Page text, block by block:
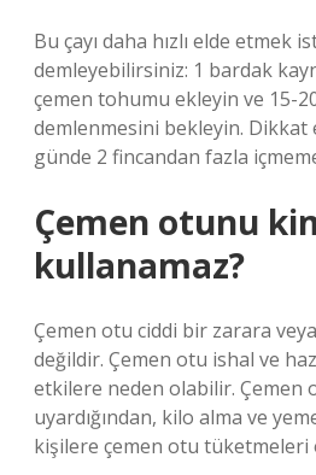
Bu çayı daha hızlı elde etmek
demleyebilirsiniz: 1 bardak
çemen tohumu ekleyin ve 15-
demlenmesini bekleyin. Dikkat
günde 2 fincandan fazla
Çemen otunu
kullanamaz?
Çemen otu ciddi bir zarara
değildir. Çemen otu ishal ve
etkilere neden olabilir. Çemen
uyardığından, kilo alma ve
kişilere çemen otu tüketmeleri